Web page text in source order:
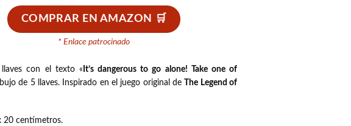
COMPRAR EN AMAZON
* Enlace patrocinado
llaves con el texto « It’s dangerous to go alone! Take one of
de 5 llaves. Inspirado en el juego original de
The Legend of
20 centímetros.